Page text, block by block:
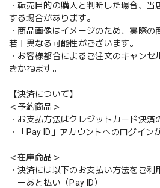
・転売目的の購入と判断した場合、
する場合があります。
・商品画像はイメージのため、実際
若干異なる可能性がございます。
・お客様都合によるご注文のキャン
きかねます。
【決済について】
＜予約商品＞
・お支払方法はクレジットカード決済
・「Pay ID」アカウントへのログイン
＜在庫商品＞
・決済には以下のお支払い方法をご利
ーあと払い（Pay ID）